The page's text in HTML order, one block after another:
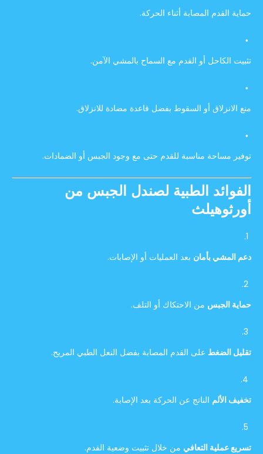
حماية القدم المصابة أثناء الحركة.
تثبيت الكاحل أو القدم مع السماح بالمشي الآمن.
منع الانزلاق أو السقوط بفضل قاعدة مضادة للانزلاق.
توفير مساحة مناسبة للقدم حتى مع وجود الجبس أو الضمادات.
الفوائد الطبية لصندل الجبس من
أورثوهيلث
دعم المشي بأمان بعد العمليات أو الإصابات.
حماية الجبس من الاحتكاك أو التلف.
تقليل الضغط على القدم المصابة بفضل النعل الطبي المريح.
تخفيف الألم الناتج عن الحركة بعد الإصابة.
تسريع عملية التعافي من خلال تثبيت وضعية القدم.